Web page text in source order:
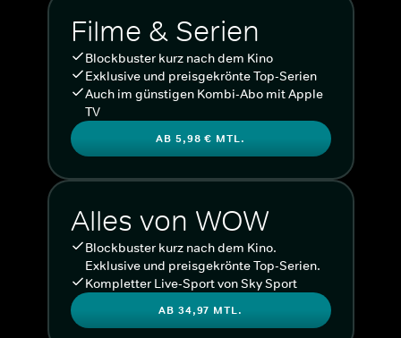
Filme & Serien
Blockbuster kurz nach dem Kino
Exklusive und preisgekrönte Top-Serien
Auch im günstigen Kombi-Abo mit Apple
TV
AB 5,98 € MTL.
Alles von WOW
Blockbuster kurz nach dem Kino.
Exklusive und preisgekrönte Top-Serien.
Kompletter Live-Sport von Sky Sport
AB 34,97 MTL.